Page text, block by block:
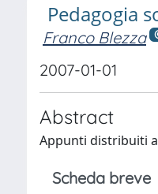
Pedagogia
Franco Blezza
2007-01-01
Abstract
Appunti distribuiti
Scheda breve